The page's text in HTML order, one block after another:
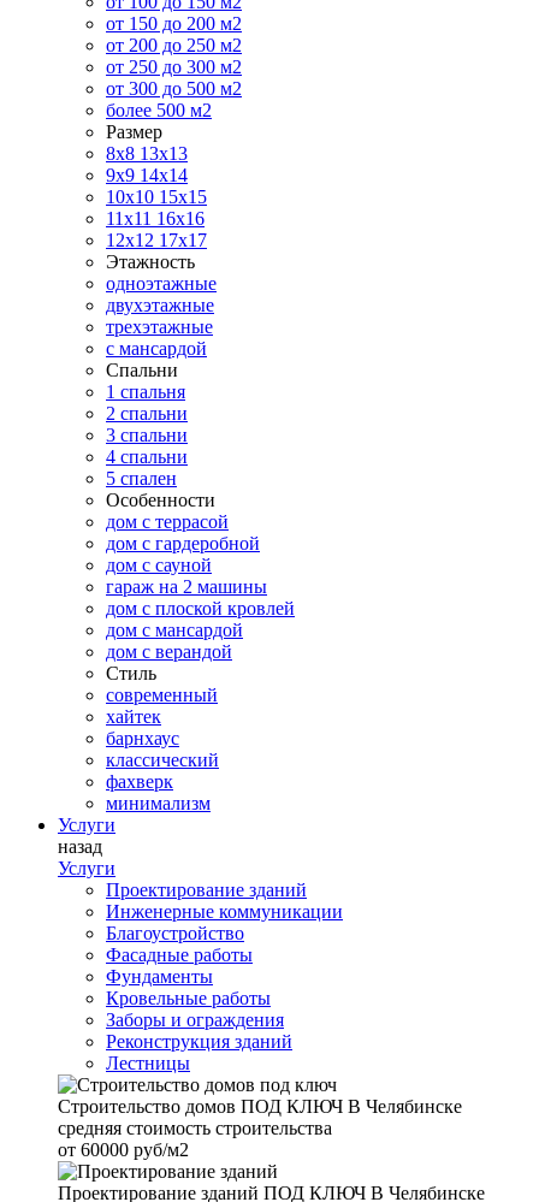
от 150 до 200 м2
от 200 до 250 м2
от 250 до 300 м2
от 300 до 500 м2
более 500 м2
Размер
8х8 13х13
9х9 14х14
10х10 15х15
11x11 16х16
12х12 17х17
Этажность
одноэтажные
двухэтажные
трехэтажные
с мансардой
Спальни
1 спальня
2 спальни
3 спальни
4 спальни
5 спален
Особенности
дом с террасой
дом с гардеробной
дом с сауной
гараж на 2 машины
дом с плоской кровлей
дом с мансардой
дом с верандой
Стиль
современный
хайтек
барнхаус
классический
фахверк
минимализм
Услуги
назад
Услуги
Проектирование зданий
Инженерные коммуникации
Благоустройство
Фасадные работы
Фундаменты
Кровельные работы
Заборы и ограждения
Реконструкция зданий
Лестницы
Строительство домов ПОД КЛЮЧ В Челябинске
средняя стоимость строительства
от 60000 руб/м2
Проектирование зданий ПОД КЛЮЧ В Челябинске